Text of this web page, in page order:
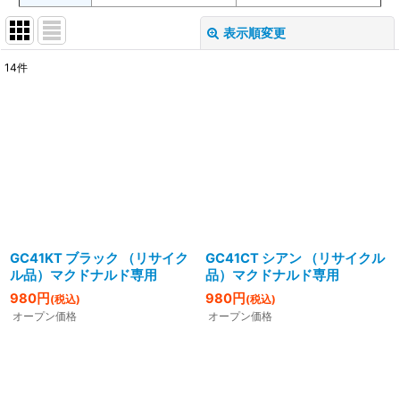
表示順変更
14件
GC41KT ブラック （リサイク
ル品）マクドナルド専用
980円 (税込)
オープン価格
GC41CT シアン （リサイクル
品）マクドナルド専用
980円 (税込)
オープン価格